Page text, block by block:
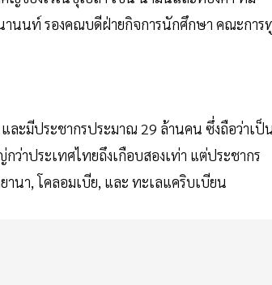
นานนท์ รองคณบดีฝ่ายกิจการนักศึกษา คณะการ
ละมีประชากรประมาณ 29 ล้านคน ซึ่งถือว่าเป็
าประเทศไทยถึงเกือบสองเท่า แต่ประชากร
านา, โคลอมเบีย, และ ทะเลแคริบเบียน